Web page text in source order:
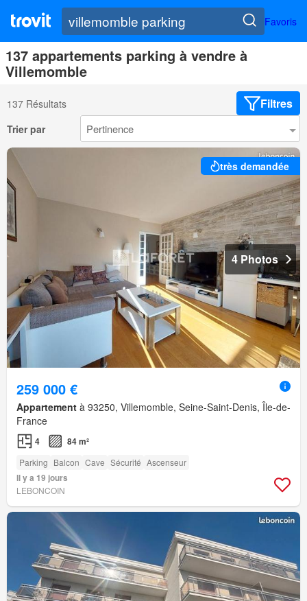
Favoris
137 appartements parking à vendre à
Villemomble
137 Résultats Filtres
Trier par
très demandée
4 Photos
259 000 €
Appartement à 93250, Villemomble, Seine-Saint-Denis, Île-de-
France
4 84 m²
Parking Balcon Cave Sécurité Ascenseur
Il y a 19 jours
LEBONCOIN